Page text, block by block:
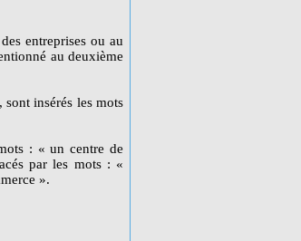
entreprises ou au
au deuxième
insérés les mots
: « un centre de
par les mots : «
».